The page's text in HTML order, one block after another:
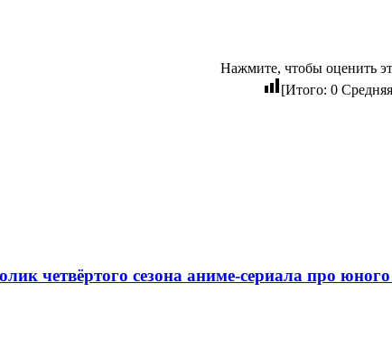
Нажмите, чтобы оценить
[Итого: 0
четвёртого сезона аниме-сериала про юного